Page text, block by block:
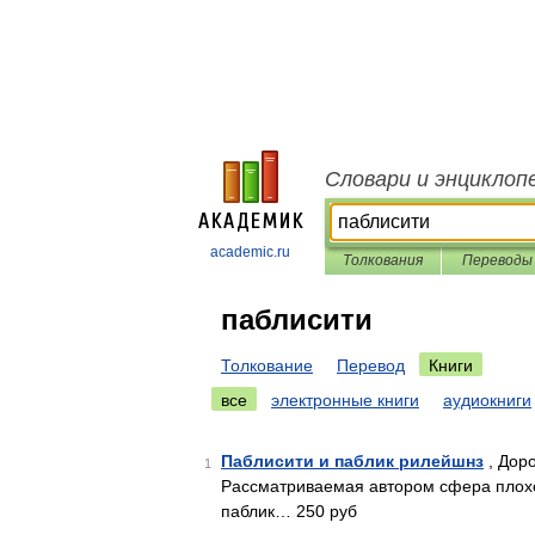
academic.ru
Словари и
Толкования Переводы
паблисити
Толкование Перевод
Книги
все
электронные книги аудиокниги
1 Паблисити и паблик рилейшнз ,
Рассматриваемая автором сфера
паблик… 250 руб